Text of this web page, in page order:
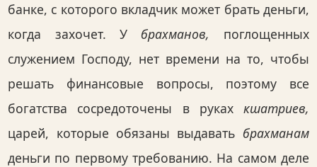
банке, с которого вкладчик может брать деньги,
когда захочет. У брахманов, поглощенных
служением Господу, нет времени на то, чтобы
решать финансовые вопросы, поэтому все
богатства сосредоточены в руках кшатриев,
царей, которые обязаны выдавать брахманам
деньги по первому требованию. На самом деле